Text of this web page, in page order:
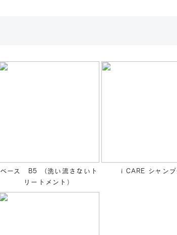
ベース B5 （洗い流さないト
リートメント）
i CARE シャンプ